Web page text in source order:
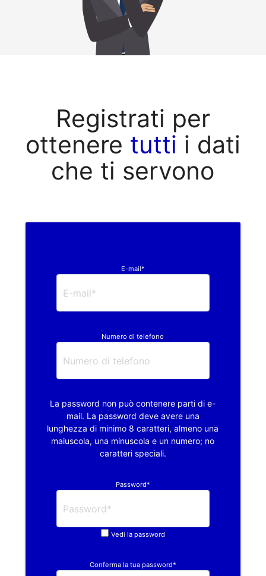
Registrati per
ottenere tutti i dati
che ti servono
E-mail*
Numero di telefono
La password non può contenere parti di e-
mail. La password deve avere una
lunghezza di minimo 8 caratteri, almeno una
maiuscola, una minuscola e un numero; no
caratteri speciali.
Password*
Vedi la password
Conferma la tua password*